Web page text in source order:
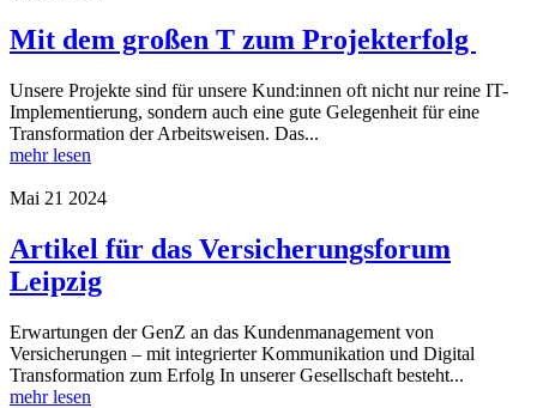
Mit dem großen T zum Projekterfolg
Unsere Projekte sind für unsere Kund:innen oft nicht nur reine IT-
Implementierung, sondern auch eine gute Gelegenheit für eine
Transformation der Arbeitsweisen. Das...
mehr lesen
Mai 21 2024
Artikel für das Versicherungsforum
Leipzig
Erwartungen der GenZ an das Kundenmanagement von
Versicherungen – mit integrierter Kommunikation und Digital
Transformation zum Erfolg In unserer Gesellschaft besteht...
mehr lesen